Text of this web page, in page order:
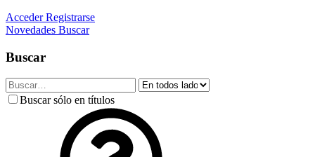
Acceder Registrarse
Novedades Buscar
Buscar
Buscar sólo en títulos